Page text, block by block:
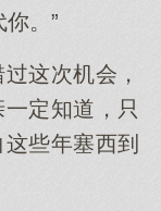
。”
这次机会，
定知道，只
些年塞西到